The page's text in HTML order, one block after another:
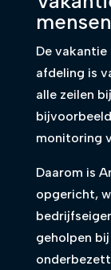
De
afdeling is
alle zeilen
monitoring
Daarom is
opgericht,
geholpen